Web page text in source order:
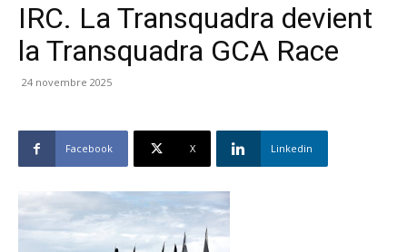
IRC. La Transquadra devient
la Transquadra GCA Race
24 novembre 2025
Facebook X Linkedin